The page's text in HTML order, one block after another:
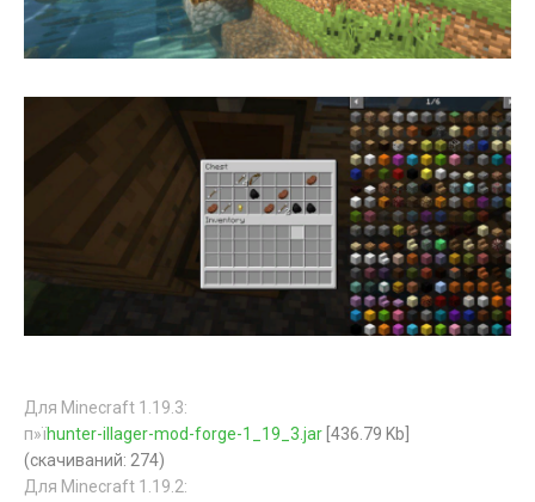
Для Minecraft 1.19.3:
п»їhunter-illager-mod-forge-1_19_3.jar [436.79 Kb]
(cкачиваний: 274)
Для Minecraft 1.19.2: